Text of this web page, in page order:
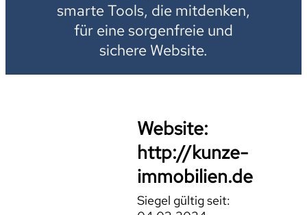
smarte Tools, die mitdenken,
für eine sorgenfreie und
sichere Website.
Website:
http://kunze-
immobilien.de
Siegel gültig seit: